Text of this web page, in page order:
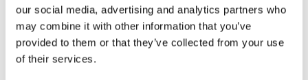
our social media, advertising and analytics partners who
may combine it with other information that you’ve
provided to them or that they’ve collected from your use
of their services.
LILLY SPRING